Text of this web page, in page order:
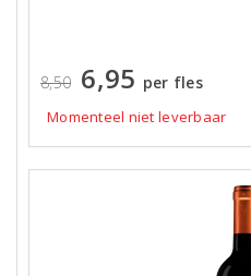
8,50 6,95 per fles
Momenteel niet leverbaar